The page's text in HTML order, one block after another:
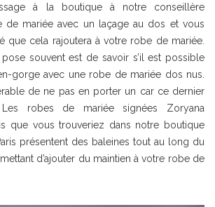
à la boutique à notre conseillère
de mariée avec un laçage au dos et vous
que cela rajoutera à votre robe de mariée.
souvent est de savoir s’il est possible
gorge avec une robe de mariée dos nus.
de ne pas en porter un car ce dernier
robes de mariée signées Zoryana
que vous trouveriez dans notre boutique
présentent des baleines tout au long du
d’ajouter du maintien à votre robe de